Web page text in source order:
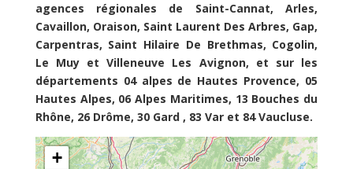
agences régionales de Saint-Cannat, Arles,
Cavaillon, Oraison, Saint Laurent Des Arbres, Gap,
Carpentras, Saint Hilaire De Brethmas, Cogolin,
Le Muy et Villeneuve Les Avignon, et sur les
départements 04 alpes de Hautes Provence, 05
Hautes Alpes, 06 Alpes Maritimes, 13 Bouches du
Rhône, 26 Drôme, 30 Gard , 83 Var et 84 Vaucluse.
+